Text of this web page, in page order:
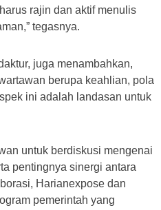
rajin dan aktif menulis
tegasnya.
juga menambahkan,
berupa keahlian, pola
ini adalah landasan untuk
untuk berdiskusi mengenai
pentingnya sinergi antara
Harianexpose dan
pemerintah yang